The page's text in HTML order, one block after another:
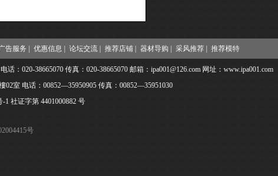
告服务 | 优惠信息 | 论坛交流 | 推荐店铺 | 器材导购 | 采风推荐 | 推荐模特
020-38665070 传真：020-38665070 邮箱：ipa001@126.com 网址：www.ipa001.com
室 电话：00852—35950905 传真：00852—35951030
-1 社证字第 4401000882 号
号